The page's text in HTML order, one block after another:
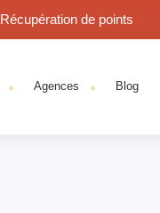
Récupération de points
. Agences . Blog